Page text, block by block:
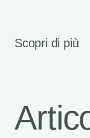
Scopri di più